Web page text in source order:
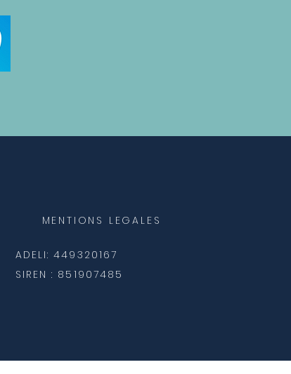
MENTIONS LEGALES
ADELI: 449320167
SIREN : 851907485